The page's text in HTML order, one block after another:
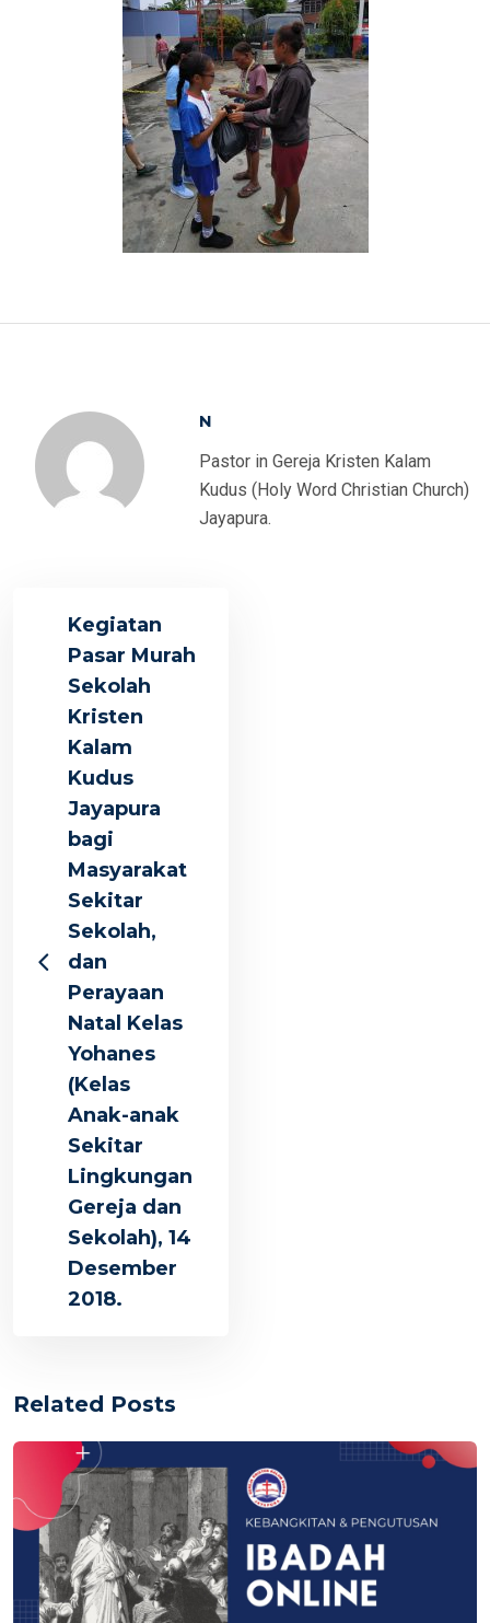
N
Pastor in Gereja Kristen Kalam
Kudus (Holy Word Christian Church)
Jayapura.
Kegiatan
Pasar Murah
Sekolah
Kristen
Kalam
Kudus
Jayapura
bagi
Masyarakat
Sekitar
Sekolah,
dan
Perayaan
Natal Kelas
Yohanes
(Kelas
Anak-anak
Sekitar
Lingkungan
Gereja dan
Sekolah), 14
Desember
2018.
Related Posts